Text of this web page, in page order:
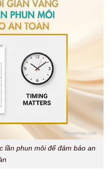
lần phun môi để đảm bảo an